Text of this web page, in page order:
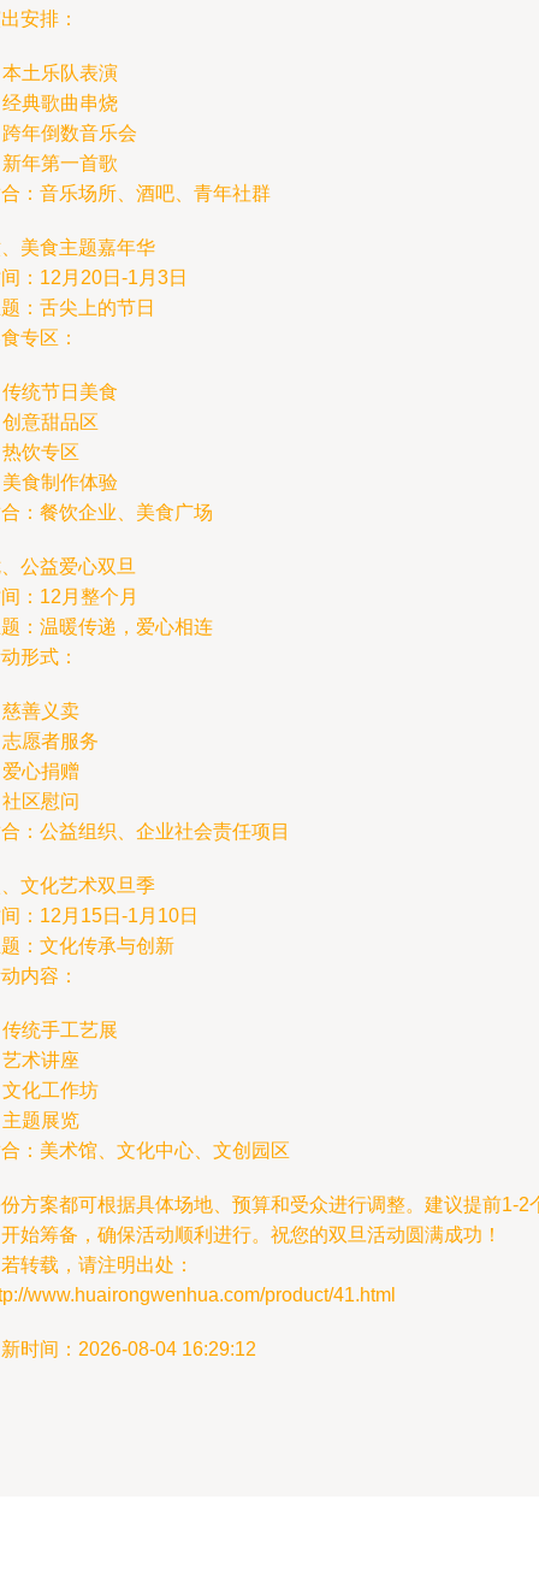
安排：
土乐队表演
典歌曲串烧
年倒数音乐会
年第一首歌
：音乐场所、酒吧、青年社群
美食主题嘉年华
：12月20日-1月3日
：舌尖上的节日
专区：
统节日美食
意甜品区
饮专区
食制作体验
：餐饮企业、美食广场
公益爱心双旦
：12月整个月
：温暖传递，爱心相连
形式：
善义卖
愿者服务
心捐赠
区慰问
：公益组织、企业社会责任项目
文化艺术双旦季
：12月15日-1月10日
：文化传承与创新
内容：
统手工艺展
术讲座
化工作坊
题展览
：美术馆、文化中心、文创园区
方案都可根据具体场地、预算和受众进行调整。建议提前1-2
始筹备，确保活动顺利进行。祝您的双旦活动圆满成功！
转载，请注明出处：
www.huairongwenhua.com/product/41.html
时间：2026-08-04 16:29:12